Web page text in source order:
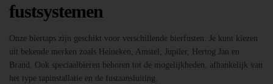
fustsystemen
Onze biertaps zijn geschikt voor verschillende bierfusten. Je kunt kiezen
uit bekende merken zoals Heineken, Amstel, Jupiler, Hertog Jan en
Brand. Ook speciaalbieren behoren tot de mogelijkheden, afhankelijk van
het type tapinstallatie en de fustaansluiting.